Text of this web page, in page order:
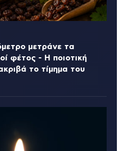
μετράνε τα
φέτος - Η ποιοτική
το τίμημα του